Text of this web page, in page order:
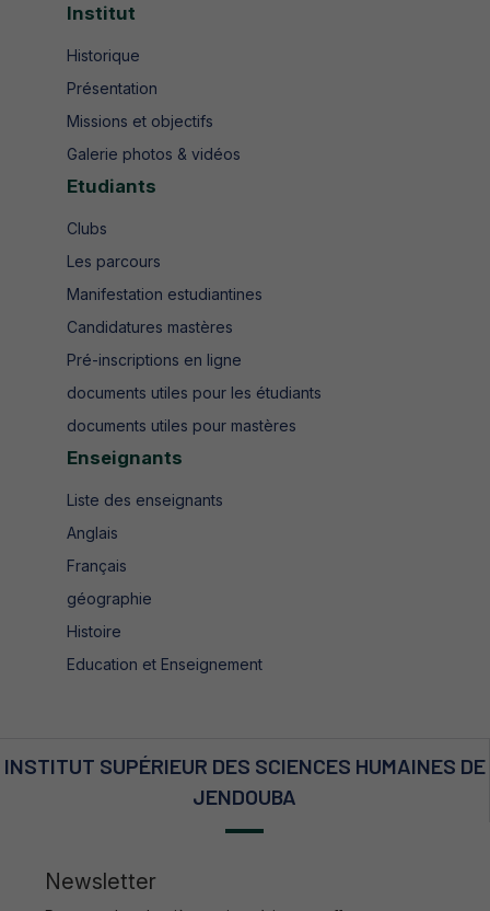
Institut
Historique
Présentation
Missions et objectifs
Galerie photos & vidéos
Etudiants
Clubs
Les parcours
Manifestation estudiantines
Candidatures mastères
Pré-inscriptions en ligne
documents utiles pour les étudiants
documents utiles pour mastères
Enseignants
Liste des enseignants
Anglais
Français
géographie
Histoire
Education et Enseignement
INSTITUT SUPÉRIEUR DES SCIENCES HUMAINES DE
JENDOUBA
Newsletter